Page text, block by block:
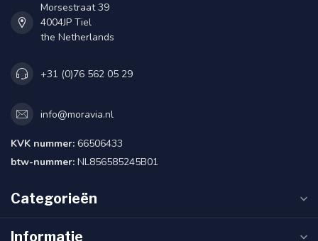
Morsestraat 39
4004JP Tiel
the Netherlands
+31 (0)76 562 05 29
info@moravia.nl
KVK nummer: 66506433
btw-nummer: NL856585245B01
Categorieën
Informatie